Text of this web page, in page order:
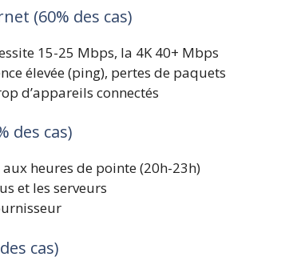
(60% des cas)
15-25 Mbps, la 4K 40+ Mbps
élevée (ping), pertes de paquets
d’appareils connectés
des cas)
heures de pointe (20h-23h)
et les serveurs
cas)